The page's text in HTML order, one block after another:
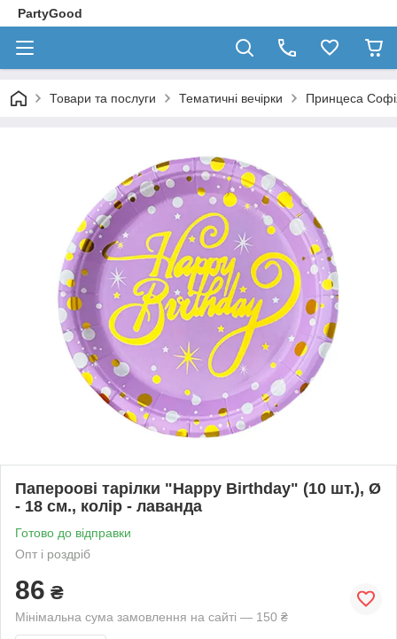
PartyGood
Товари та послуги Тематичні вечірки Принцеса
Папероові тарілки "Happy Birthday" (10 шт.), Ø
- 18 см., колір - лаванда
Готово до відправки
Опт і роздріб
86 ₴
Мінімальна сума замовлення на сайті — 150 ₴